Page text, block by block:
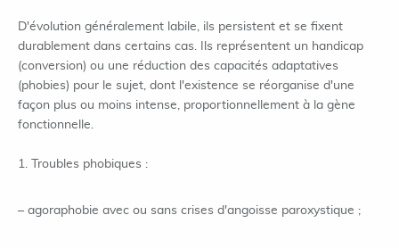
D'évolution généralement labile, ils persistent et se fixent
durablement dans certains cas. Ils représentent un handicap
(conversion) ou une réduction des capacités adaptatives
(phobies) pour le sujet, dont l'existence se réorganise d'une
façon plus ou moins intense, proportionnellement à la gène
fonctionnelle.
1. Troubles phobiques :
– agoraphobie avec ou sans crises d'angoisse paroxystique ;